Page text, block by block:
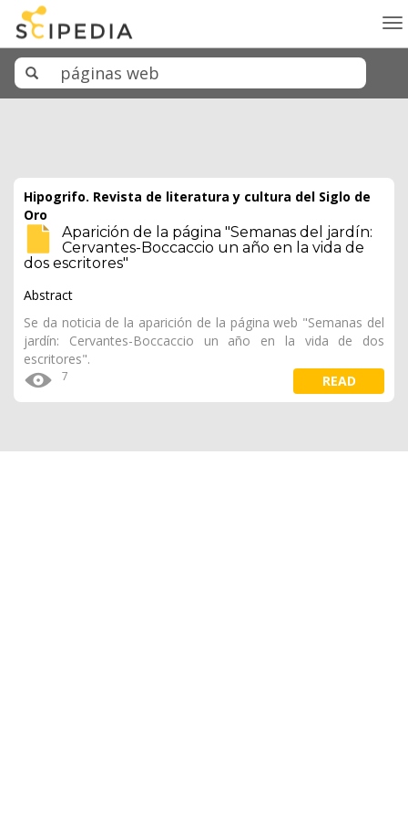
Hipogrifo. Revista de literatura y cultura del Siglo de
Oro
Aparición de la página "Semanas del jardín:
Cervantes-Boccaccio un año en la vida de
dos escritores"
Abstract
Se da noticia de la aparición de la página web "Semanas del
jardín: Cervantes-Boccaccio un año en la vida de dos
escritores".
7 READ